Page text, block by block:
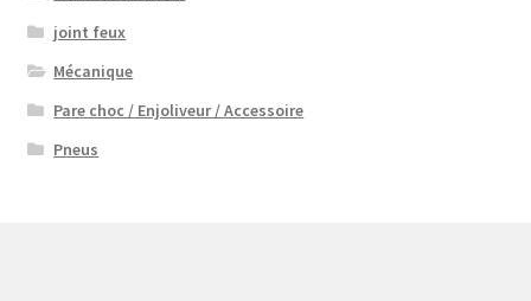
joint feux
Mécanique
Pare choc / Enjoliveur / Accessoire
Pneus